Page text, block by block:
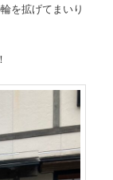
を拡げてまいり